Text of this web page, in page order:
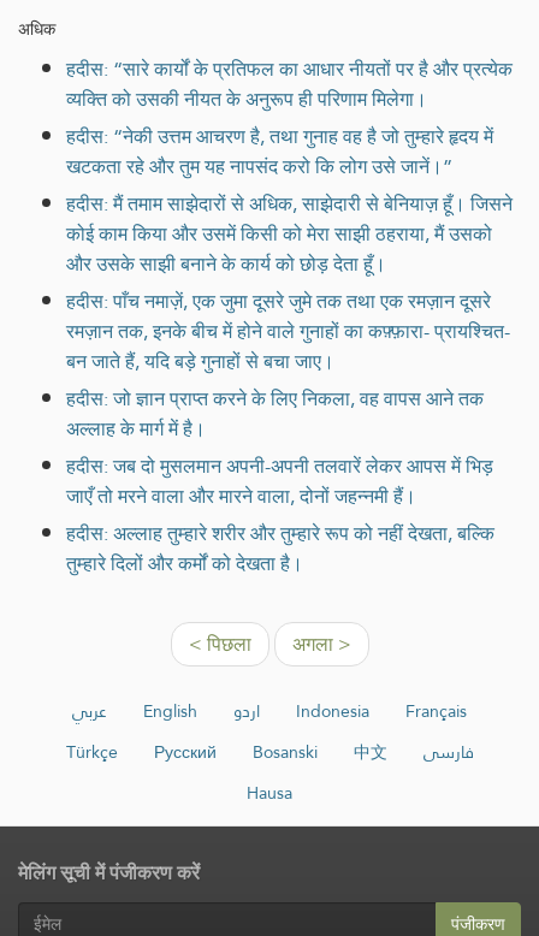
अधिक
हदीस: “सारे कार्यों के प्रतिफल का आधार नीयतों पर है और प्रत्येक
व्यक्ति को उसकी नीयत के अनुरूप ही परिणाम मिलेगा।
हदीस: “नेकी उत्तम आचरण है, तथा गुनाह वह है जो तुम्हारे हृदय में
खटकता रहे और तुम यह नापसंद करो कि लोग उसे जानें।”
हदीस: मैं तमाम साझेदारों से अधिक, साझेदारी से बेनियाज़ हूँ। जिसने
कोई काम किया और उसमें किसी को मेरा साझी ठहराया, मैं उसको
और उसके साझी बनाने के कार्य को छोड़ देता हूँ।
हदीस: पाँच नमाज़ें, एक जुमा दूसरे जुमे तक तथा एक रमज़ान दूसरे
रमज़ान तक, इनके बीच में होने वाले गुनाहों का कफ़्फ़ारा- प्रायश्चित-
बन जाते हैं, यदि बड़े गुनाहों से बचा जाए।
हदीस: जो ज्ञान प्राप्त करने के लिए निकला, वह वापस आने तक
अल्लाह के मार्ग में है।
हदीस: जब दो मुसलमान अपनी-अपनी तलवारें लेकर आपस में भिड़
जाएँ तो मरने वाला और मारने वाला, दोनों जहन्नमी हैं।
हदीस: अल्लाह तुम्हारे शरीर और तुम्हारे रूप को नहीं देखता, बल्कि
तुम्हारे दिलों और कर्मों को देखता है।
< पिछला अगला >
عربي English اردو Indonesia
Français
Türkçe
Русский Bosanski 中文
فارسی
Hausa
मेलिंग सूची में पंजीकरण करें
पंजीकरण